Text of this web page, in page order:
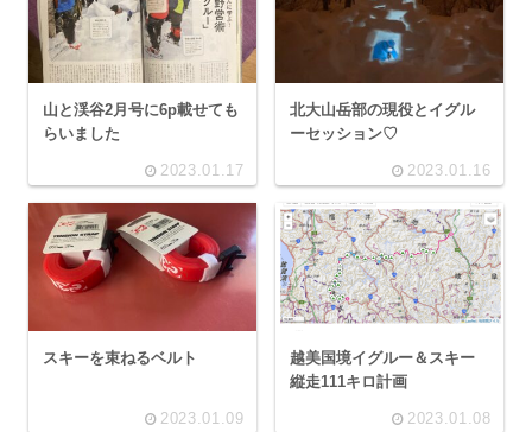
山と渓谷2月号に6p載せても
らいました
2023.01.17
北大山岳部の現役とイグル
ーセッション♡
2023.01.16
スキーを束ねるベルト
2023.01.09
越美国境イグルー＆スキー
縦走111キロ計画
2023.01.08